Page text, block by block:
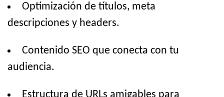
Optimización de títulos, meta
descripciones y headers.
Contenido SEO que conecta con tu
audiencia.